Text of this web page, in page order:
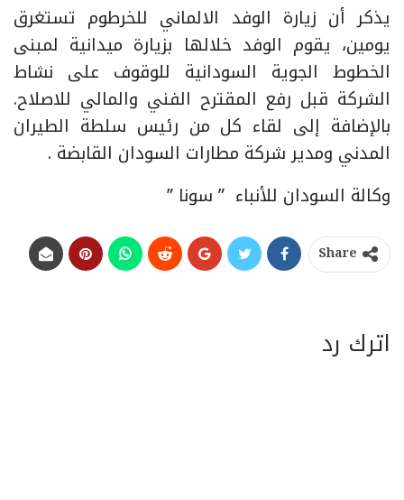
يذكر أن زيارة الوفد الالماني للخرطوم تستغرق
يومين، يقوم الوفد خلالها بزيارة ميدانية لمبنى
الخطوط الجوية السودانية للوقوف على نشاط
الشركة قبل رفع المقترح الفني والمالي للاصلاح.
بالإضافة إلى لقاء كل من رئيس سلطة الطيران
المدني ومدير شركة مطارات السودان القابضة .
وكالة السودان للأنباء ” سونا ”
Share
اترك رد